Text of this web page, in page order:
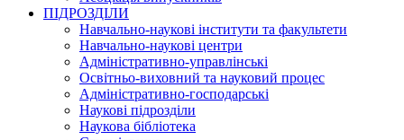
ПІДРОЗДІЛИ
Навчально-наукові інститути та факультети
Навчально-наукові центри
Адміністративно-управлінські
Освітньо-виховний та науковий процес
Адміністративно-господарські
Наукові підрозділи
Наукова бібліотека